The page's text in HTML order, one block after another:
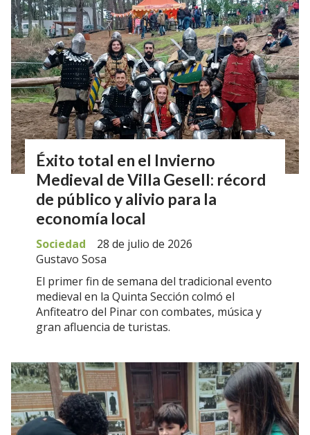
Éxito total en el Invierno
Medieval de Villa Gesell: récord
de público y alivio para la
economía local
Gustavo Sosa
Sociedad 28 de julio de 2026
El primer fin de semana del tradicional evento
medieval en la Quinta Sección colmó el
Anfiteatro del Pinar con combates, música y
gran afluencia de turistas.